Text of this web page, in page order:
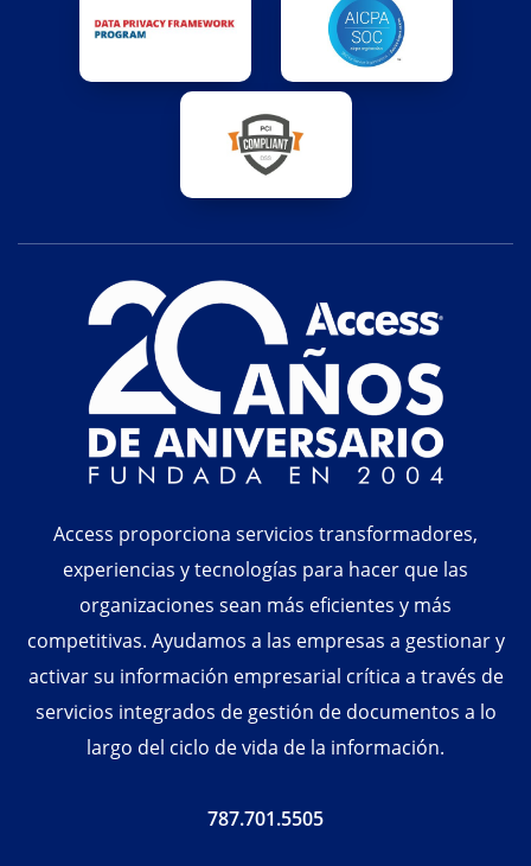
Access proporciona servicios transformadores,
experiencias y tecnologías para hacer que las
organizaciones sean más eficientes y más
competitivas. Ayudamos a las empresas a gestionar y
activar su información empresarial crítica a través de
servicios integrados de gestión de documentos a lo
largo del ciclo de vida de la información.
787.701.5505